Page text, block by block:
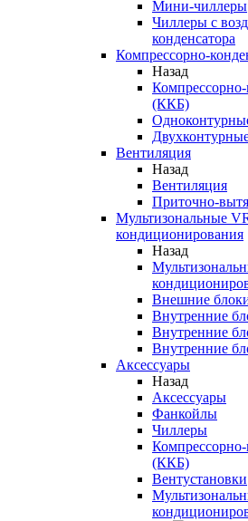
Мини-чиллеры
Чиллеры с
конденсатора
Компрессорно-
Назад
(ККБ)
Вентиляция
Назад
Вентиляция
Приточно-
Мультизональные
кондиционирования
Назад
Внешние
Внутренние
Внутренние
Внутренние
Аксессуары
Назад
Аксессуары
Фанкойлы
Чиллеры
(ККБ)
Вентустановки